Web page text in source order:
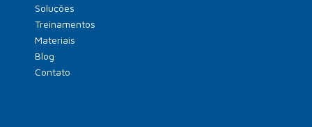
Soluções
Treinamentos
Materiais
Blog
Contato